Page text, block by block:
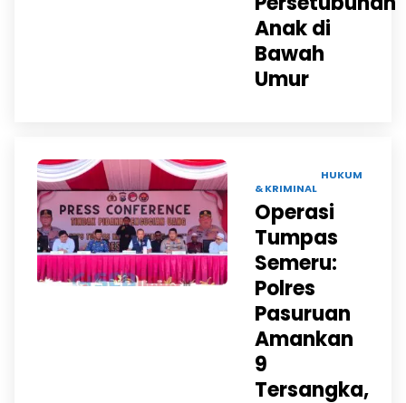
Anak di
Bawah
Umur
HUKUM
& KRIMINAL
Operasi
Tumpas
Semeru:
Polres
Pasuruan
Amankan
9
Tersangka,